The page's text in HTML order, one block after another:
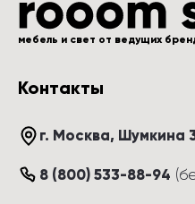
мебель и свет от ведущих
Контакты
г. Москва, Шумкина
8 (800) 533-88-94 (